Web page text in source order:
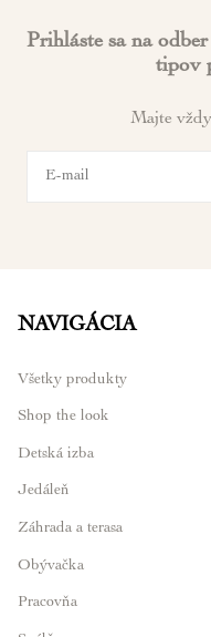
Prihláste sa na
tipov
Majte
NAVIGÁCIA
Všetky produkty
Shop the look
Detská izba
Jedáleň
Záhrada a terasa
Obývačka
Pracovňa